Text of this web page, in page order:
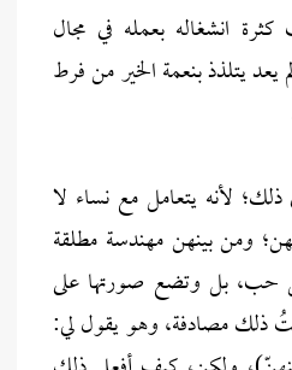
انشغاله بعمله في مجال
يعد يتلذذ بنعمة الخير من فرط
ذلك؛ لأنه يتعامل مع نساء لا
ومن بينهن مهندسة مطلقة
حب، بل وتضع صورتها على
ذلك مصادفة، وهو يقول لي: